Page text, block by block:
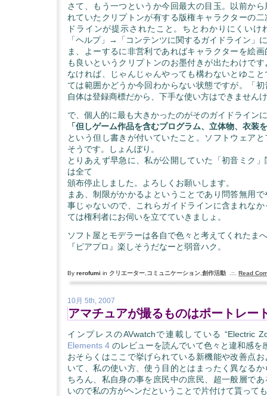
さて、もう一つというか今回最大の目玉。以前か
れていたクリプトンが有する版権キャラクターの
ドラインが提示されたこと。ちとわかりにくいけ
「ヘルプ」→「コンテンツに関するガイドライン」
ま、よーするに非営利であればキャラクターを絵
も良いというクリプトンのお墨付きが出たわけで
なければ、じゃんじゃんやっても構わないとゆこ
ては範囲かどうか今回わからない状態ですが。「
自体は登録商標だから、下手な使い方はできません
で、個人的に最も大きかったのがそのガイドライン
「但しゲーム作品を含むプログラム、立体物、衣装
という但し書きが付いていたこと。ソフトウェア
そうです。しょんぼり。
とりあえず早急に、私が公開していた「初音ミク
は全て
頒布停止しました。よろしくお願いします。
まあ、制限がかかるよということであり問答無用
事じゃないので、これらガイドラインに含まれな
ては権利者にお伺いを立てていきましょ。
ソフト屋とモデラーは各自で色々と考えてくれたま
『ピアプロ』楽しそうだなーと弱音ハク。
By rerofumi in クリエーター コミュニケーション 創作活動 .::. Read
10月 5th, 2007
アマチュアが撮るものはポートレー
インプレスのAVwatchで連載している “Electric
Elements 4 のレビューを読んでいて色々と違和感を
おそらくはここで挙げられている新機能や改善点
いて、私の使い方、使う目的とはまったく異なる
ちろん、私自身の事を庶民中の庶民、超一般層で
いので私の方がヘンだということで片付けて貰って